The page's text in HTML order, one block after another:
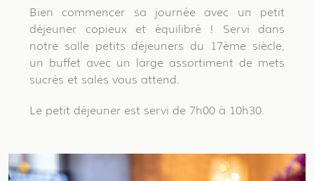
Bien commencer sa journée avec un petit
déjeuner copieux et équilibré ! Servi dans
notre salle petits déjeuners du 17ème siècle,
un buffet avec un large assortiment de mets
sucrés et salés vous attend.
Le petit déjeuner est servi de 7h00 à 10h30.